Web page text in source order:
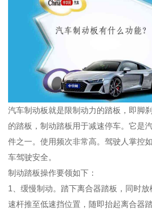
汽车制动板就是限制动力的踏板，即脚
的踏板，制动踏板用于减速停车。它是
件之一。使用频次非常高。驾驶人掌控
车驾驶安全。
制动踏板操作要领如下：
1、缓慢制动。踏下离合器踏板，同时
速杆推至低速挡位置，随即抬起离合器